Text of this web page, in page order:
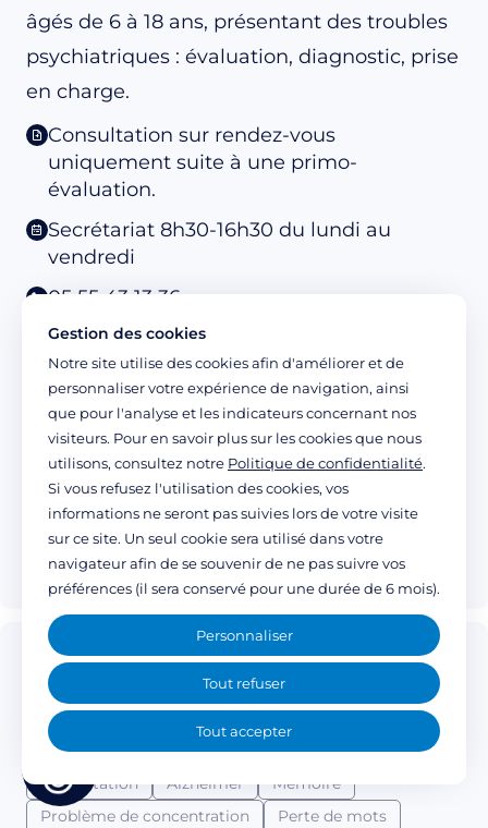
âgés de 6 à 18 ans, présentant des troubles
psychiatriques : évaluation, diagnostic, prise
en charge.
Consultation sur rendez-vous
uniquement suite à une primo-
évaluation.
Secrétariat 8h30-16h30 du lundi au
vendredi
05 55 43 13 36
Responsable médical
Dr Jouppe
Site Bellevue
39 rue Jean-Baptiste Ruchaud
87000 Limoges
S'y rendre
Plaquette ITARD
PDF 1 MO
CMRR : Centre Mémoire de
Ressources et de Recherche
du Limousin
consultation
Consultation Alzheimer
Mémoire
Problème de concentration
Perte de mots
Gestion des cookies
Notre site utilise des cookies afin d'améliorer et de
personnaliser votre expérience de navigation, ainsi
que pour l'analyse et les indicateurs concernant nos
visiteurs. Pour en savoir plus sur les cookies que nous
utilisons, consultez notre Politique de confidentialité.
Si vous refusez l'utilisation des cookies, vos
informations ne seront pas suivies lors de votre visite
sur ce site. Un seul cookie sera utilisé dans votre
navigateur afin de se souvenir de ne pas suivre vos
préférences (il sera conservé pour une durée de 6 mois).
Tout accepter
Tout refuser
Personnaliser